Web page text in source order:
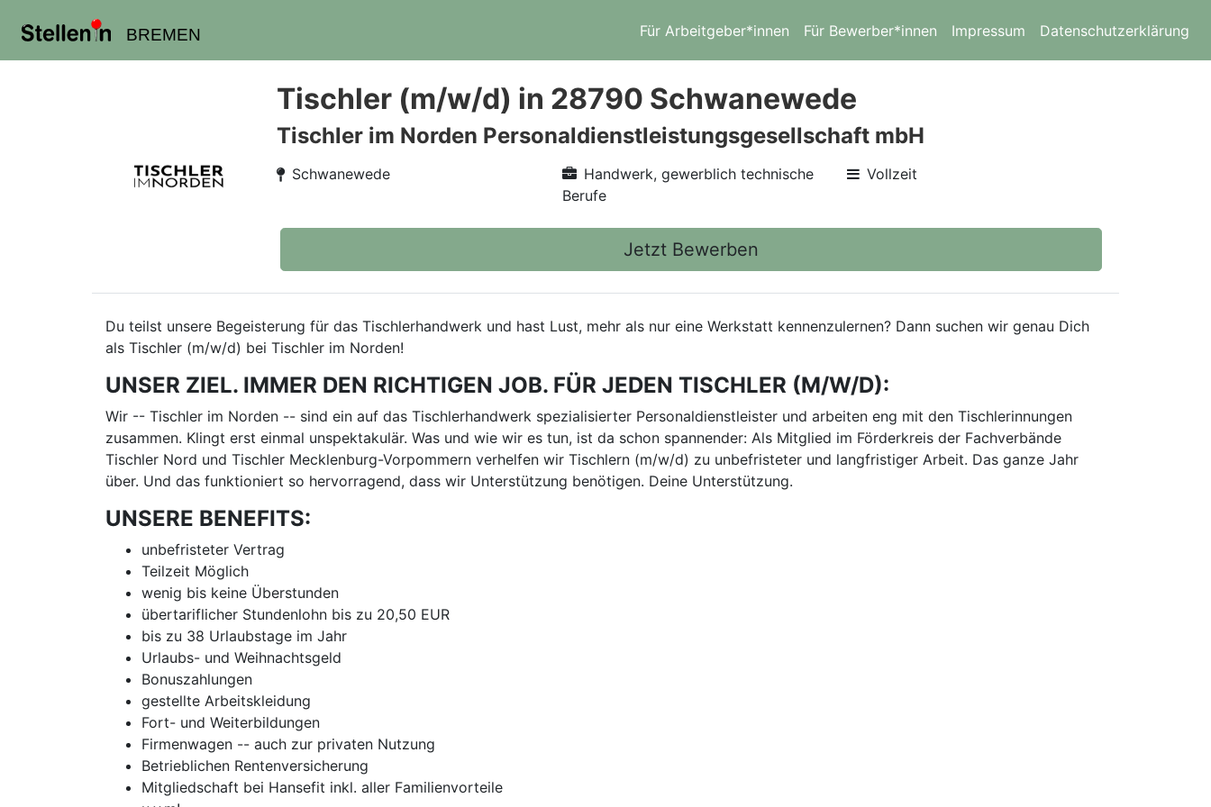
BREMEN Für Arbeitgeber*innen Für Bewerber*innen Impressum Datenschutzerklärung
Tischler (m/w/d) in 28790 Schwanewede
Tischler im Norden Personaldienstleistungsgesellschaft mbH
Schwanewede
Handwerk, gewerblich technische
Berufe
Vollzeit
Jetzt Bewerben
Du teilst unsere Begeisterung für das Tischlerhandwerk und hast Lust, mehr als nur eine Werkstatt kennenzulernen? Dann suchen wir genau Dich
als Tischler (m/w/d) bei Tischler im Norden!
UNSER ZIEL. IMMER DEN RICHTIGEN JOB. FÜR JEDEN TISCHLER (M/W/D):
Wir -- Tischler im Norden -- sind ein auf das Tischlerhandwerk spezialisierter Personaldienstleister und arbeiten eng mit den Tischlerinnungen
zusammen. Klingt erst einmal unspektakulär. Was und wie wir es tun, ist da schon spannender: Als Mitglied im Förderkreis der Fachverbände
Tischler Nord und Tischler Mecklenburg-Vorpommern verhelfen wir Tischlern (m/w/d) zu unbefristeter und langfristiger Arbeit. Das ganze Jahr
über. Und das funktioniert so hervorragend, dass wir Unterstützung benötigen. Deine Unterstützung.
UNSERE BENEFITS:
unbefristeter Vertrag
Teilzeit Möglich
wenig bis keine Überstunden
übertariflicher Stundenlohn bis zu 20,50 EUR
bis zu 38 Urlaubstage im Jahr
Urlaubs- und Weihnachtsgeld
Bonuszahlungen
gestellte Arbeitskleidung
Fort- und Weiterbildungen
Firmenwagen -- auch zur privaten Nutzung
Betrieblichen Rentenversicherung
Mitgliedschaft bei Hansefit inkl. aller Familienvorteile